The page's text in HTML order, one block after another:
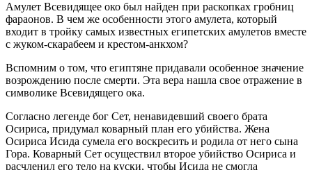
Амулет Всевидящее око был найден при раскопках гробниц
фараонов. В чем же особенности этого амулета, который
входит в тройку самых известных египетских амулетов вместе
с жуком-скарабеем и крестом-анкхом?
Вспомним о том, что египтяне придавали особенное значение
возрождению после смерти. Эта вера нашла свое отражение в
символике Всевидящего ока.
Согласно легенде бог Сет, ненавидевший своего брата
Осириса, придумал коварный план его убийства. Жена
Осириса Исида сумела его воскресить и родила от него сына
Гора. Коварный Сет осуществил второе убийство Осириса и
расчленил его тело на куски, чтобы Исида не смогла